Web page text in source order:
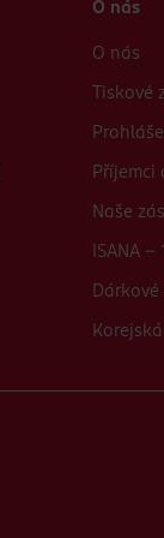
O nás
O nás
Tiskové
Příjemci
Naše
ISANA